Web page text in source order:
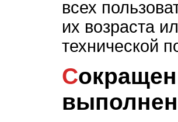
всех
их возраста
технической
Сокращение времени на